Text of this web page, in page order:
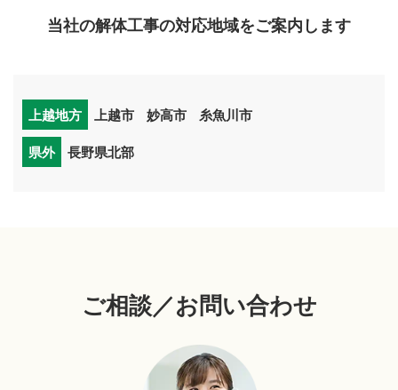
当社の解体工事の対応地域をご案内します
上越地方 上越市 妙高市
糸魚川市
県外
長野県北部
ご相談／お問い合わせ